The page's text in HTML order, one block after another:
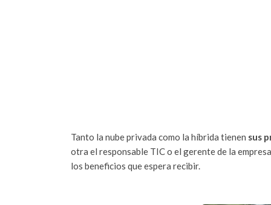
Tanto la nube privada como la híbrida tienen sus
otra el responsable TIC o el gerente de la
los beneficios que espera recibir.